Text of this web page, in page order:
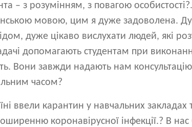
– з розумінням, з повагою
мовою, цим я дуже задоволена.
дуже цікаво вислухати людей, які
допомагають студентам при
Вони завжди надають нам
часом?
ввели карантин у навчальних закладах
коронавірусної інфекції.? В нас